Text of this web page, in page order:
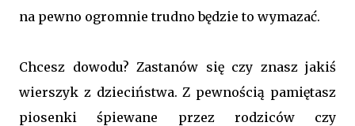
na pewno ogromnie trudno będzie to wymazać.
Chcesz dowodu? Zastanów się czy znasz jakiś
wierszyk z dzieciństwa. Z pewnością pamiętasz
piosenki śpiewane przez rodziców czy